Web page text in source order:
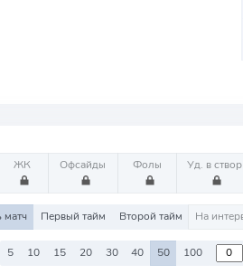
ЖК Офсайды Фолы Уд. в створ
матч Первый тайм Второй тайм
5 10 15 20 30 40 50 100